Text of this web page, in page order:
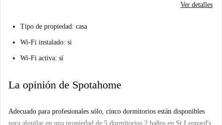
Ver detalles
Tipo de propiedad: casa
Wi-Fi instalado: si
Wi-Fi activa: sí
La opinión de Spotahome
Adecuado para profesionales sólo, cinco dormitorios están disponibles
para alquilar en una propiedad de 5 dormitorios 2 baños en St Leonard's